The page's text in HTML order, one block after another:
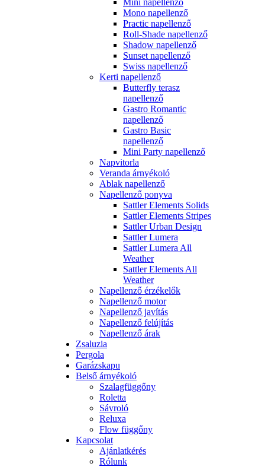
Mini napellenző
Mono napellenző
Practic napellenző
Roll-Shade napellenző
Shadow napellenző
Sunset napellenző
Swiss napellenző
Kerti napellenző
Butterfly terasz
napellenző
Gastro Romantic
napellenző
Gastro Basic
napellenző
Mini Party napellenző
Napvitorla
Veranda árnyékoló
Ablak napellenző
Napellenző ponyva
Sattler Elements Solids
Sattler Elements Stripes
Sattler Urban Design
Sattler Lumera
Sattler Lumera All
Weather
Sattler Elements All
Weather
Napellenző érzékelők
Napellenző motor
Napellenző javítás
Napellenző felújítás
Napellenző árak
Zsaluzia
Pergola
Garázskapu
Belső árnyékoló
Szalagfüggőny
Roletta
Sávroló
Reluxa
Flow függőny
Kapcsolat
Ajánlatkérés
Rólunk